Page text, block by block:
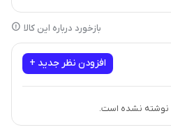
دیده, موهای شکننده
بازخورد درباره این کالا
افزودن نظر جدید +
نوشته نشده است.